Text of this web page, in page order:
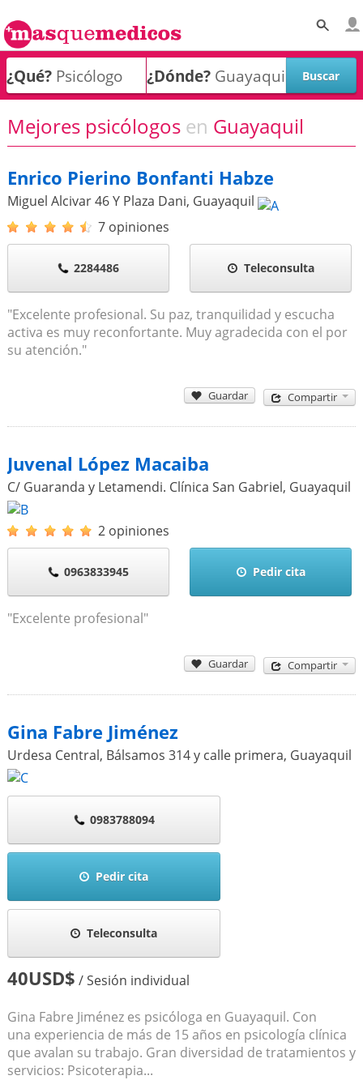
¿Qué? ¿Dónde?
Mejores psicólogos en Guayaquil
Enrico Pierino Bonfanti Habze
Miguel Alcivar 46 Y Plaza Dani, Guayaquil
7 opiniones
2284486 Teleconsulta
"Excelente profesional. Su paz, tranquilidad y escucha
activa es muy reconfortante. Muy agradecida con el por
su atención."
Guardar Compartir
Juvenal López Macaiba
C/ Guaranda y Letamendi. Clínica San Gabriel, Guayaquil
2 opiniones
0963833945 Pedir cita
"Excelente profesional"
Guardar Compartir
Gina Fabre Jiménez
Urdesa Central, Bálsamos 314 y calle primera, Guayaquil
0983788094
Pedir cita
Teleconsulta
40USD$ / Sesión individual
Gina Fabre Jiménez es psicóloga en Guayaquil. Con
una experiencia de más de 15 años en psicología clínica
que avalan su trabajo. Gran diversidad de tratamientos y
servicios: Psicoterapia...